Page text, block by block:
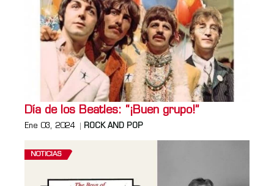
Día de los Beatles: “¡Buen grupo!”
Ene 03, 2024 ROCK AND POP
NOTICIAS